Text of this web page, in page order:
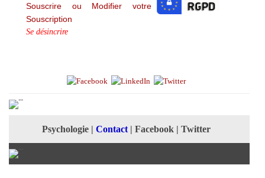
Souscrire ou Modifier votre
Souscription
Se désincrire
Psychologie| Contact| Facebook| Twitter